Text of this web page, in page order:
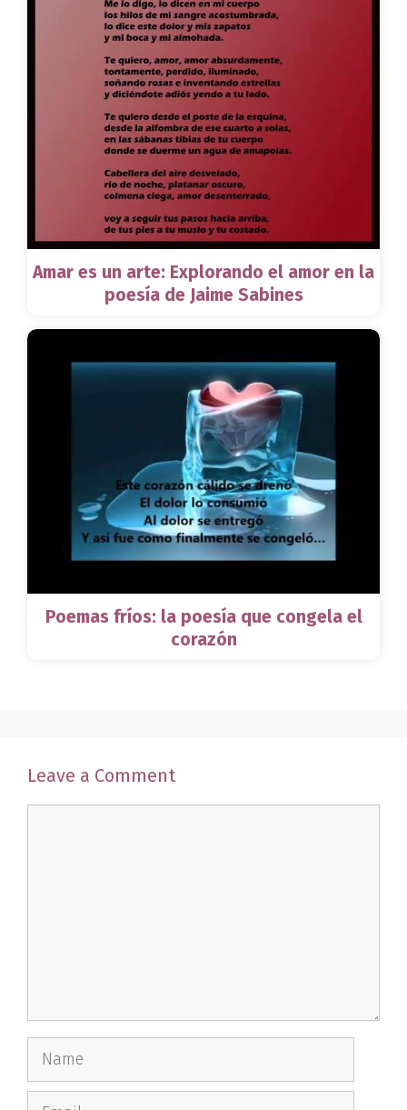
Amar es un arte: Explorando el amor en la
poesía de Jaime Sabines
Poemas fríos: la poesía que congela el
corazón
Leave a Comment
Name
Email